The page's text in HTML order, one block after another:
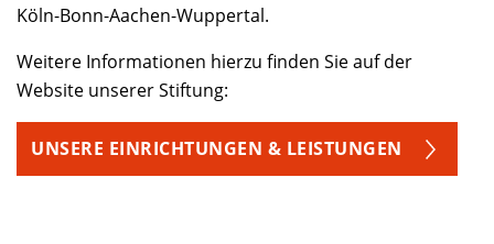
Köln-Bonn-Aachen-Wuppertal.
Weitere Informationen hierzu finden Sie auf der
Website unserer Stiftung:
UNSERE EINRICHTUNGEN & LEISTUNGEN